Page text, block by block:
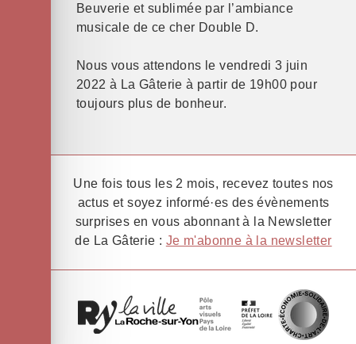
Beuverie et sublimée par l’ambiance
musicale de ce cher Double D.
Nous vous attendons le vendredi 3 juin
2022 à La Gâterie à partir de 19h00 pour
toujours plus de bonheur.
Une fois tous les 2 mois, recevez toutes nos
actus et soyez informé·es des évènements
surprises en vous abonnant à la Newsletter
de La Gâterie : Je m'abonne à la newsletter